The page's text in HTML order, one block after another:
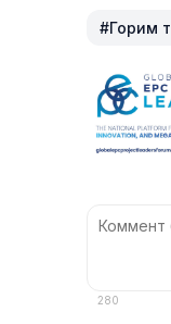
#Горим
280